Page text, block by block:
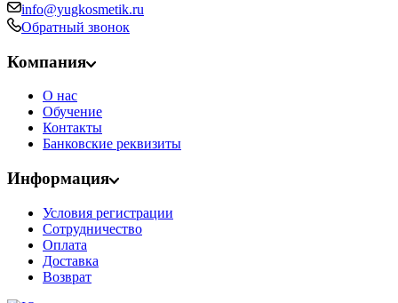
info@yugkosmetik.ru
Обратный звонок
Компания
О нас
Обучение
Контакты
Банковские реквизиты
Информация
Условия регистрации
Сотрудничество
Оплата
Доставка
Возврат